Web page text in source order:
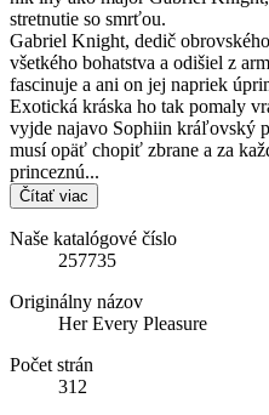
stretnutie so smrťou.
Gabriel Knight, dedič
všetkého bohatstva a odišiel z
fascinuje a ani on jej napriek
Exotická kráska ho tak pomaly
vyjde najavo Sophiin kráľovský
musí opäť chopiť zbrane a za
princeznú...
Čítať viac
Naše katalógové číslo
257735
Originálny názov
Her Every Pleasure
Počet strán
312